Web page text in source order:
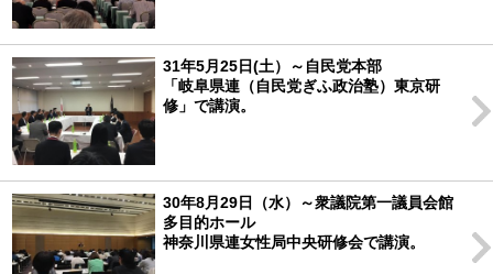
31年5月25日(土）～自民党本部
「岐阜県連（自民党ぎふ政治塾）東京研
修」で講演。
30年8月29日（水）～衆議院第一議員会館
多目的ホール
神奈川県連女性局中央研修会で講演。